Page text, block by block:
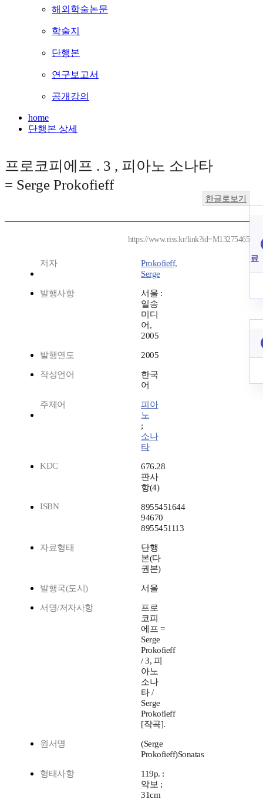
해외학술논문
학술지
단행본
연구보고서
공개강의
home
단행본 상세
프로코피에프 . 3 , 피아노 소나타
= Serge Prokofieff
한글로보기
https://www.riss.kr/link?id=M13275465
저자
Prokofieff,
Serge
발행사항
서울 :
일송
미디
어,
2005
발행연도 2005
작성언어
한국
어
주제어
피아
노
;
소나
타
KDC
676.28
판사
항(4)
ISBN
8955451644
94670
8955451113
자료형태
단행
본(다
권본)
발행국(도시) 서울
서명/저자사항
프로
코피
에프 =
Serge
Prokofieff
/ 3, 피
아노
소나
타 /
Serge
Prokofieff
[작곡].
원서명
(Serge
Prokofieff)Sonatas
형태사항
119p. :
악보 ;
31cm
료